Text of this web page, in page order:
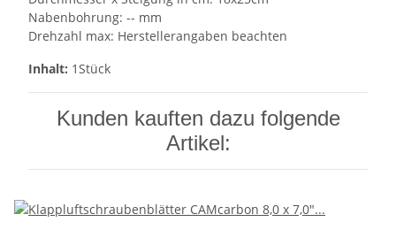
Nabenbohrung: -- mm
Drehzahl max: Herstellerangaben beachten
Inhalt: 1Stück
Kunden kauften dazu folgende
Artikel: